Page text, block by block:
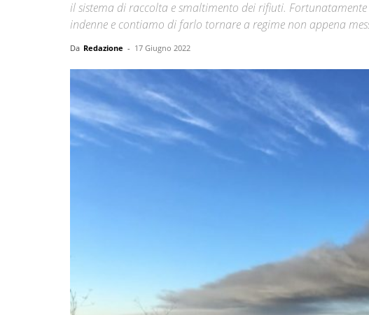
il sistema di raccolta e smaltimento dei rifiuti.
indenne e contiamo di farlo tornare a regime non appena
Da Redazione - 17 Giugno 2022